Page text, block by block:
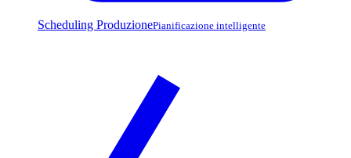
Scheduling ProduzionePianificazione intelligente